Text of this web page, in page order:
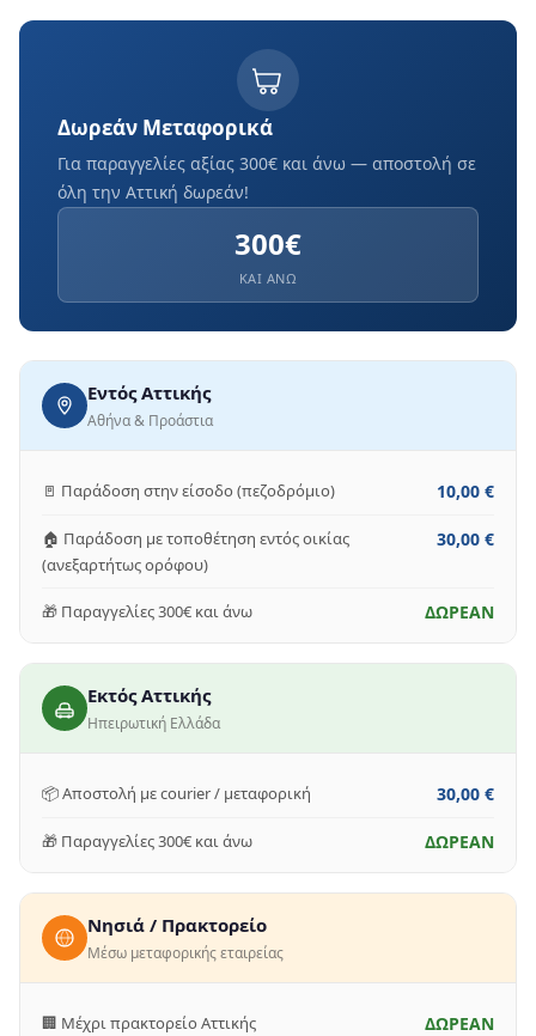
Δωρεάν Μεταφορικά
Για παραγγελίες αξίας 300€ και άνω — αποστολή σε
όλη την Αττική δωρεάν!
300€
ΚΑΙ ΑΝΩ
Εντός Αττικής
Αθήνα & Προάστια
🚪 Παράδοση στην είσοδο (πεζοδρόμιο) 10,00 €
🏠 Παράδοση με τοποθέτηση εντός οικίας
(ανεξαρτήτως ορόφου)
30,00 €
🎁 Παραγγελίες 300€ και άνω ΔΩΡΕΑΝ
Εκτός Αττικής
Ηπειρωτική Ελλάδα
📦 Αποστολή με courier / μεταφορική 30,00 €
🎁 Παραγγελίες 300€ και άνω ΔΩΡΕΑΝ
Νησιά / Πρακτορείο
Μέσω μεταφορικής εταιρείας
🏢 Μέχρι πρακτορείο Αττικής ΔΩΡΕΑΝ